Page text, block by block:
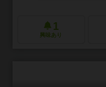
1
興味あり